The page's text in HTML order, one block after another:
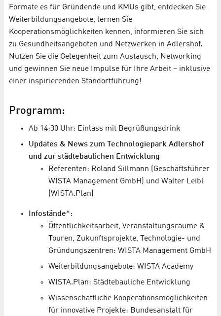
Formate es für Gründende und KMUs gibt, entdecken Sie
Weiterbildungsangebote, lernen Sie
Kooperationsmöglichkeiten kennen, informieren Sie sich
zu Gesundheitsangeboten und Netzwerken in Adlershof.
Nutzen Sie die Gelegenheit zum Austausch, Networking
und gewinnen Sie neue Impulse für Ihre Arbeit – inklusive
einer inspirierenden Standortführung!
Programm:
Ab 14:30 Uhr: Einlass mit Begrüßungsdrink
Updates & News zum Technologiepark Adlershof
und zur städtebaulichen Entwicklung
Referenten: Roland Sillmann (Geschäftsführer
WISTA Management GmbH) und Walter Leibl
(WISTA.Plan)
Infostände*:
Öffentlichkeitsarbeit, Veranstaltungsräume &
Touren, Zukunftsprojekte, Technologie- und
Gründungszentren: WISTA Management GmbH
Weiterbildungsangebote: WISTA Academy
WISTA.Plan: Städtebauliche Entwicklung
Wissenschaftliche Kooperationsmöglichkeiten
für innovative Projekte: Bundesanstalt für